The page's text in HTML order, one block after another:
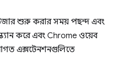
শুরু করার সময় পছন্দ এবং
স্ক্যান করে এবং Chrome ওয়েব
এক্সটেনশনগুলিতে